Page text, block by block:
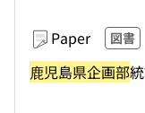
Paper 図書
鹿児島県企画部